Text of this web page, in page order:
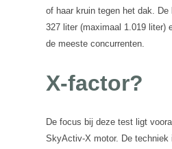
of haar kruin tegen het dak. De
327 liter (maximaal 1.019 liter)
de meeste concurrenten.
X-factor?
De focus bij deze test ligt
SkyActiv-X motor. De techniek